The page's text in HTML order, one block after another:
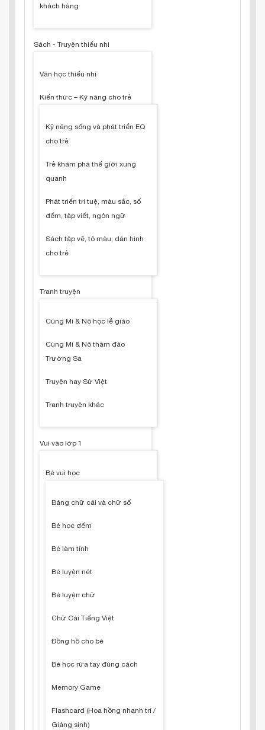
khách hàng
Sách - Truyện thiếu nhi
Văn học thiếu nhi
Kiến thức – Kỹ năng cho trẻ
Kỹ năng sống và phát triển EQ
cho trẻ
Trẻ khám phá thế giới xung
quanh
Phát triển trí tuệ, màu sắc, số
đếm, tập viết, ngôn ngữ
Sách tập vẽ, tô màu, dán hình
cho trẻ
Tranh truyện
Cùng Mi & Nô học lễ giáo
Cùng Mi & Nô thăm đảo
Trường Sa
Truyện hay Sử Việt
Tranh truyện khác
Vui vào lớp 1
Bé vui học
Bảng chữ cái và chữ số
Bé học đếm
Bé làm tính
Bé luyện nét
Bé luyện chữ
Chữ Cái Tiếng Việt
Đồng hồ cho bé
Bé học rửa tay đúng cách
Memory Game
Flashcard (Hoa hồng nhanh trí /
Giáng sinh)